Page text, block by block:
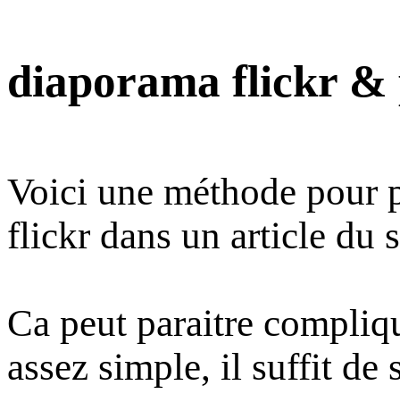
diaporama flickr &
Voici une méthode pour
flickr dans un article du
Ca peut paraitre
assez simple, il suffit de